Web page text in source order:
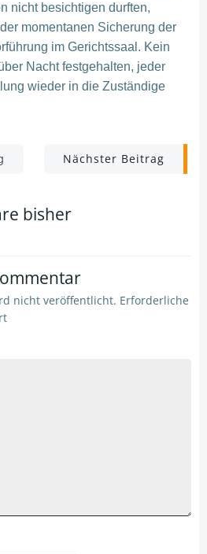
nicht besichtigen durften,
momentanen Sicherung der
im Gerichtssaal. Kein
Nacht festgehalten, jeder
wieder in die Zuständige
Post
navigation
Nächster Beitrag
bisher
nicht veröffentlicht. Erforderliche